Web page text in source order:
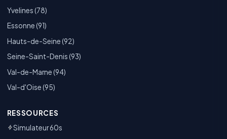
Yvelines (78)
Essonne (91)
Hauts-de-Seine (92)
Seine-Saint-Denis (93)
Val-de-Marne (94)
Val-d'Oise (95)
RESSOURCES
Simulateur 60s